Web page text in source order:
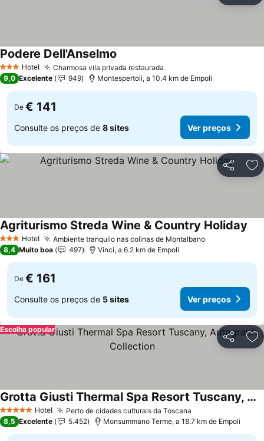
3 EstrelasHotel Charmosa vila privada restaurada
Podere Dell'Anselmo
9,0 Excelente 949 Montespertoli, a 10.4 km de Empoli
De € 141
Consulte os preços de 8 sites Ver preços
Partilhar
3 EstrelasHotel Ambiente tranquilo nas colinas de Montalbano
Agriturismo Streda Wine & Country Holiday
8,4 Muito boa 497 Vinci, a 6.2 km de Empoli
De € 161
Consulte os preços de 5 sites Ver preços
Partilhar
Escolha popular
5 Estrelas Hotel Perto de cidades culturais da Toscana
Grotta Giusti Thermal Spa Resort Tuscany, Autograph Collection
8,5 Excelente 5.452 Monsummano Terme, a 18.7 km de Empoli